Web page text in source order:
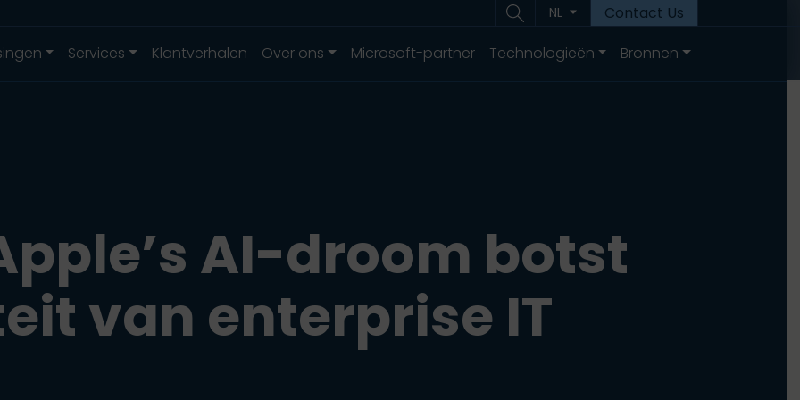
NL
Contact Us
Services Klantverhalen Over ons Microsoft-partner Technologieën Bronnen
AI-droom botst
van enterprise IT